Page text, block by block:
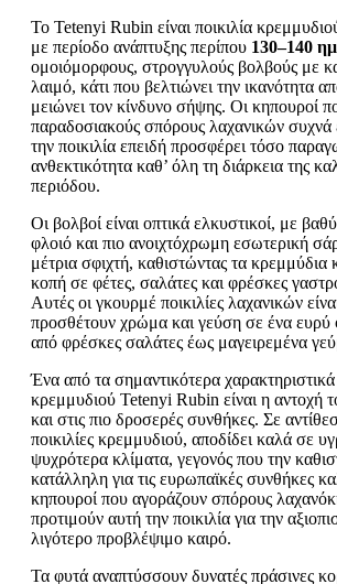
Το Tetenyi Rubin είναι ποικιλία
με περίοδο ανάπτυξης περίπου 130–140
ομοιόμορφους, στρογγυλούς βολβούς με
λαιμό, κάτι που βελτιώνει την ικανότητα
μειώνει τον κίνδυνο σήψης. Οι κηπουροί
παραδοσιακούς σπόρους λαχανικών συχνά
την ποικιλία επειδή προσφέρει τόσο
ανθεκτικότητα καθ’ όλη τη διάρκεια της
περιόδου.
Οι βολβοί είναι οπτικά ελκυστικοί, με
φλοιό και πιο ανοιχτόχρωμη εσωτερική
μέτρια σφιχτή, καθιστώντας τα κρεμμύδια
κοπή σε φέτες, σαλάτες και φρέσκες
Αυτές οι γκουρμέ ποικιλίες λαχανικών
προσθέτουν χρώμα και γεύση σε ένα ευρύ
από φρέσκες σαλάτες έως μαγειρεμένα
Ένα από τα σημαντικότερα
κρεμμυδιού Tetenyi Rubin είναι η αντοχή
και στις πιο δροσερές συνθήκες. Σε
ποικιλίες κρεμμυδιού, αποδίδει καλά σε
ψυχρότερα κλίματα, γεγονός που την
κατάλληλη για τις ευρωπαϊκές συνθήκες
κηπουροί που αγοράζουν σπόρους
προτιμούν αυτή την ποικιλία για την
λιγότερο προβλέψιμο καιρό.
Τα φυτά αναπτύσσουν δυνατές πράσινες